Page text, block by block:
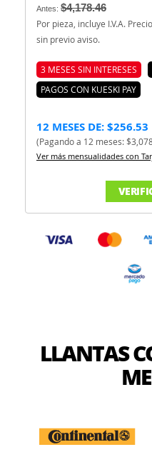
Antes: $4,178.46
Por pieza, incluye I.V.A.
sin previo aviso.
3 MESES SIN INTERESES
PAGOS CON KUESKI PAY
12 MESES DE: $256.53
(Pagando a 12 meses:
Ver más mensualidades con
LLANTAS